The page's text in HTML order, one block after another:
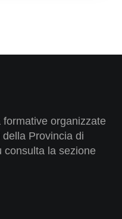
organizzate
Provincia di
consulta la sezione